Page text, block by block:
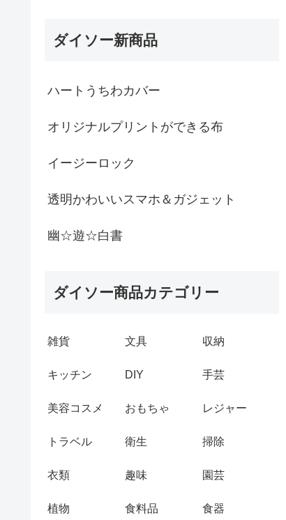
ダイソー新商品
ハートうちわカバー
オリジナルプリントができる布
イージーロック
透明かわいいスマホ＆ガジェット
幽☆遊☆白書
ダイソー商品カテゴリー
雑貨 文具 収納
キッチン DIY 手芸
美容コスメ おもちゃ レジャー
トラベル 衛生 掃除
衣類 趣味 園芸
植物 食料品 食器